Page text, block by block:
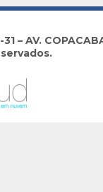
– AV.